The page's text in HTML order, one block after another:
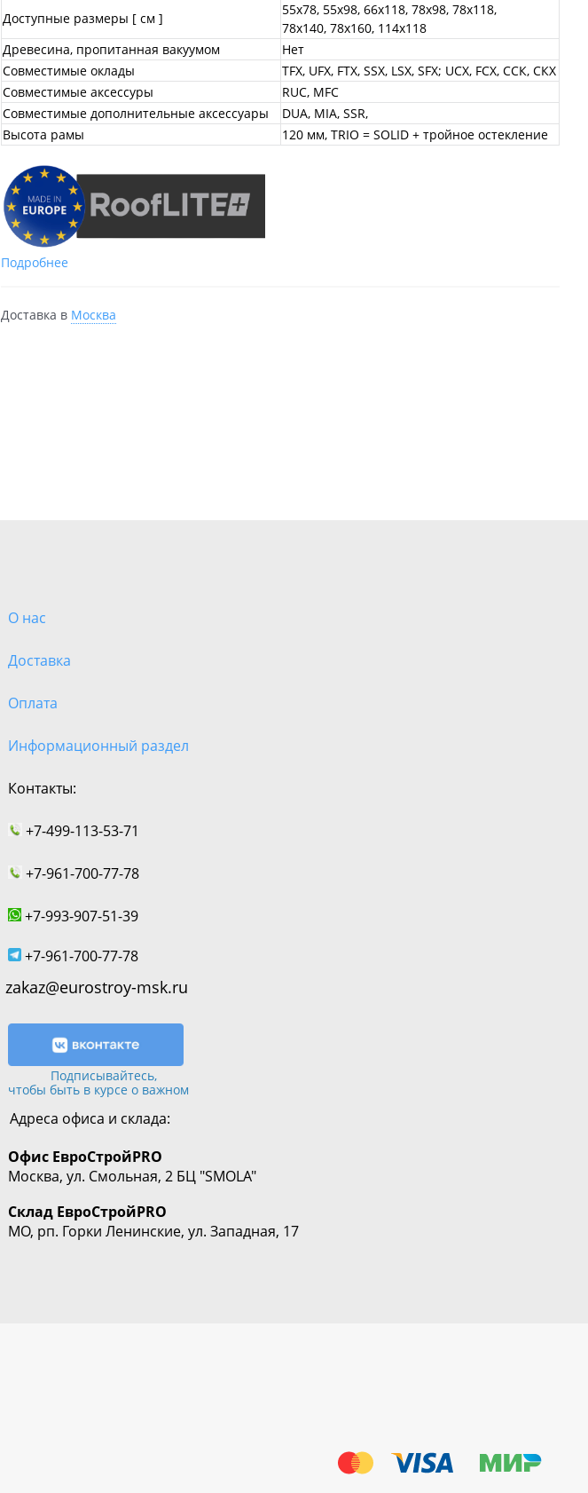
Доступные размеры [ см ]
55x78, 55x98, 66x118, 78x98, 78x118,
78x140, 78x160, 114x118
Древесина, пропитанная вакуумом
Нет
Совместимые оклады
TFX, UFX, FTX, SSX, LSX, SFX; UCX, FCX, ССК, СКХ
Совместимые аксессуры
RUC, MFC
Совместимые дополнительные аксессуары
DUA, MIA, SSR,
Высота рамы
120 мм, TRIO = SOLID + тройное остекление
Подробнее
Доставка в Москва
О нас
Доставка
Оплата
Информационный раздел
Контакты:
+7-499-113-53-71
+7-961-700-77-78
+7-993-907-51-39
+7-961-700-77-78
zakaz@eurostroy-msk.ru
Подписывайтесь,
чтобы быть в курсе о важном
Адреса офиса и склада:
Офис ЕвроСтройPRO
Москва, ул. Смольная, 2 БЦ "SMOLA"
Склад ЕвроСтройPRO
МО, рп. Горки Ленинские, ул. Западная, 17